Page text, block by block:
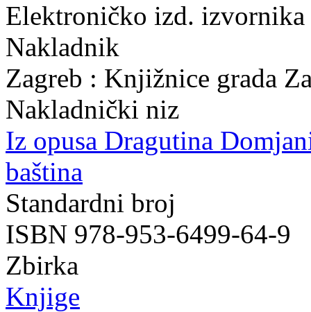
Elektroničko izd.
Nakladnik
Zagreb : Knjižnice grada
Nakladnički niz
Iz opusa Dragutina
baština
Standardni broj
ISBN 978-953-6499-64-9
Zbirka
Knjige